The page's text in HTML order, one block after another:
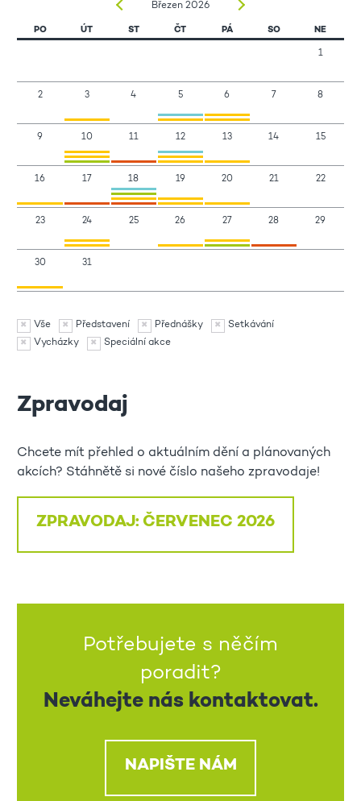
Březen 2026
PO ÚT ST ČT PÁ SO NE
1
2 3 4 5 6 7 8
9 10 11 12 13 14 15
16 17 18 19 20 21 22
23 24 25 26 27 28 29
30 31
Vše Představení Přednášky
Setkávání
Vycházky
Speciální akce
Zpravodaj
Chcete mít přehled o aktuálním dění a plánovaných
akcích? Stáhnětě si nové číslo našeho zpravodaje!
ZPRAVODAJ: ČERVENEC 2026
Potřebujete s něčím
poradit?
Neváhejte nás kontaktovat.
NAPIŠTE NÁM